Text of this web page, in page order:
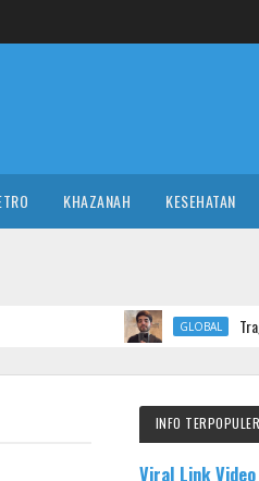
KHAZANAH KESEHATAN
Tragis! TikToker
INFO TERPOPULER
Viral Link Video